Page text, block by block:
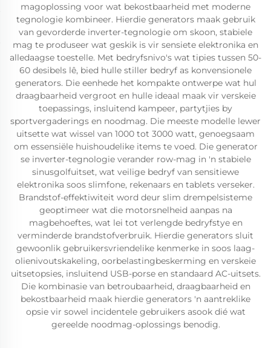
magoplossing voor wat bekostbaarheid met moderne
tegnologie kombineer. Hierdie generators maak gebruik
van gevorderde inverter-tegnologie om skoon, stabiele
mag te produseer wat geskik is vir sensiete elektronika en
alledaagse toestelle. Met bedryfsnivo's wat tipies tussen 50-
60 desibels lê, bied hulle stiller bedryf as konvensionele
generators. Die eenhede het kompakte ontwerpe wat hul
draagbaarheid vergroot en hulle ideaal maak vir verskeie
toepassings, insluitend kampeer, partytjies by
sportvergaderings en noodmag. Die meeste modelle lewer
uitsette wat wissel van 1000 tot 3000 watt, genoegsaam
om essensiële huishoudelike items te voed. Die generator
se inverter-tegnologie verander row-mag in 'n stabiele
sinusgolfuitset, wat veilige bedryf van sensitiewe
elektronika soos slimfone, rekenaars en tablets verseker.
Brandstof-effektiwiteit word deur slim drempelsisteme
geoptimeer wat die motorsnelheid aanpas na
magbehoeftes, wat lei tot verlengde bedryfstye en
verminderde brandstofverbruik. Hierdie generators sluit
gewoonlik gebruikersvriendelike kenmerke in soos laag-
olienivoutskakeling, oorbelastingbeskerming en verskeie
uitsetopsies, insluitend USB-porse en standaard AC-uitsets.
Die kombinasie van betroubaarheid, draagbaarheid en
bekostbaarheid maak hierdie generators 'n aantreklike
opsie vir sowel incidentele gebruikers asook dié wat
gereelde noodmag-oplossings benodig.